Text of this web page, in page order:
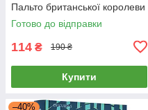
Пальто британської королеви
Готово до відправки
114 ₴ 190 ₴
Купити
–40%